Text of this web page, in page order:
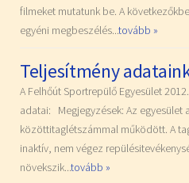
filmeket mutatunk be. A
egyéni megbeszélés...tovább »
Teljesítmény
A Felhőút Sportrepülő Egyesület
adatai: Megjegyzések: Az egyesület
közöttitaglétszámmal működött. A
inaktív, nem végez
növekszik...tovább »